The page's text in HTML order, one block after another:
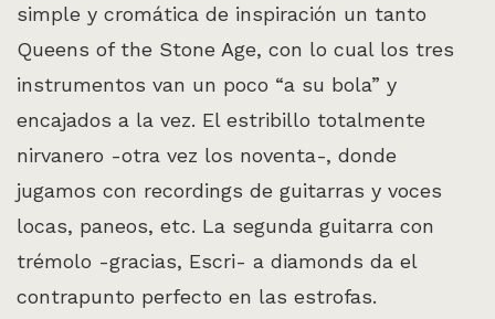
simple y cromática de inspiración un tanto
Queens of the Stone Age, con lo cual los tres
instrumentos van un poco “a su bola” y
encajados a la vez. El estribillo totalmente
nirvanero -otra vez los noventa-, donde
jugamos con recordings de guitarras y voces
locas, paneos, etc. La segunda guitarra con
trémolo -gracias, Escri- a diamonds da el
contrapunto perfecto en las estrofas.